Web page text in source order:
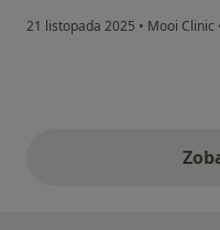
21 listopada 2025 • Mooi Clinic